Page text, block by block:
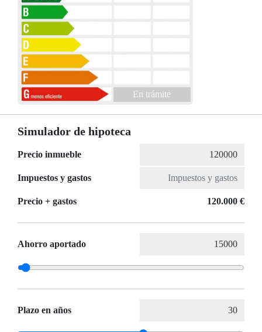
En trámite
Simulador de hipoteca
Precio inmueble
Impuestos y gastos
Precio + gastos 120.000 €
Ahorro aportado
Plazo en años